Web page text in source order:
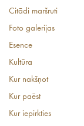
Citādi maršruti
Foto galerijas
Esence
Kultūra
Kur nakšņot
Kur paēst
Kur iepirkties